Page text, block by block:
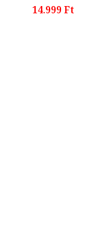
14.999 Ft